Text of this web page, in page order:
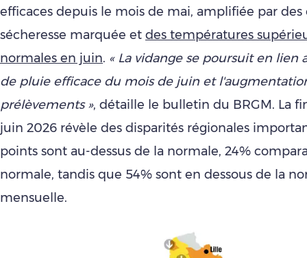
efficaces depuis le mois de mai, amplifiée par des
sécheresse marquée et des températures
normales en juin. « La vidange se poursuit en lien
de pluie efficace du mois de juin et
prélèvements », détaille le bulletin du BRGM. La
juin 2026 révèle des disparités régionales
points sont au-dessus de la normale, 24%
normale, tandis que 54% sont en dessous de la
mensuelle.